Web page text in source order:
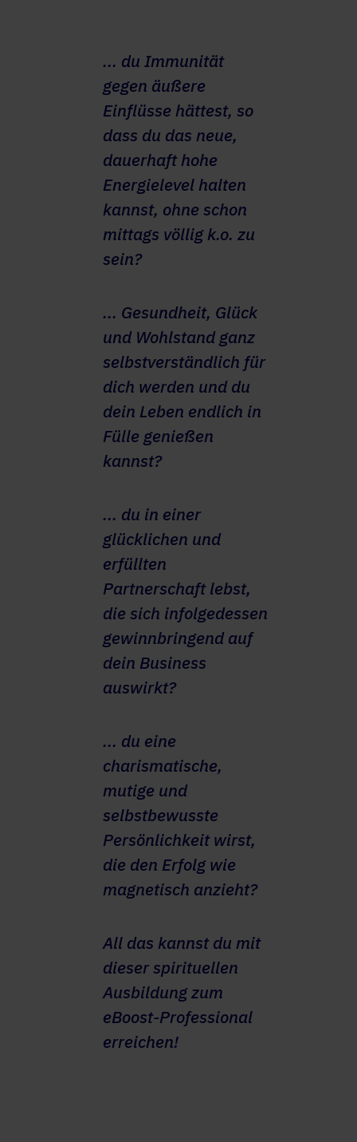
... du Immunität
gegen äußere
Einflüsse hättest, so
dass du das neue,
dauerhaft hohe
Energielevel halten
kannst, ohne schon
mittags völlig k.o. zu
sein?
... Gesundheit, Glück
und Wohlstand ganz
selbstverständlich für
dich werden und du
dein Leben endlich in
Fülle genießen
kannst?
... du in einer
glücklichen und
erfüllten
Partnerschaft lebst,
die sich infolgedessen
gewinnbringend auf
dein Business
auswirkt?
... du eine
charismatische,
mutige und
selbstbewusste
Persönlichkeit wirst,
die den Erfolg wie
magnetisch anzieht?
All das kannst du mit
dieser spirituellen
Ausbildung zum
eBoost-Professional
erreichen!